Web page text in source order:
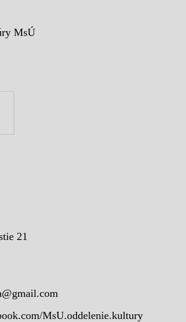
21
MsU.oddelenie.kultury